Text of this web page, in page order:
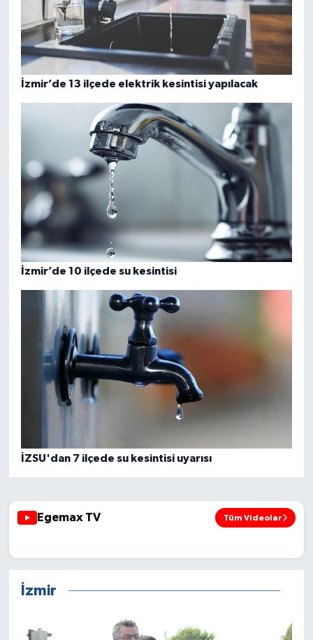
İzmir’de 13 ilçede elektrik kesintisi yapılacak
İzmir’de 10 ilçede su kesintisi
İZSU'dan 7 ilçede su kesintisi uyarısı
Egemax TV Tüm Videolar
İzmir